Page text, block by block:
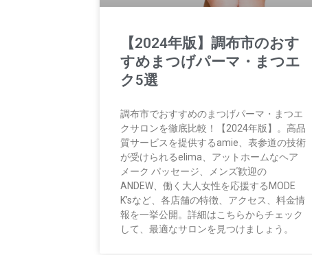
【2024年版】調布市のおす
すめまつげパーマ・まつエ
ク5選
調布市でおすすめのまつげパーマ・まつエ
クサロンを徹底比較！【2024年版】。高品
質サービスを提供するamie、表参道の技術
が受けられるelima、アットホームなヘア
メーク パッセージ、メンズ歓迎の
ANDEW、働く大人女性を応援するMODE
K’sなど、各店舗の特徴、アクセス、料金情
報を一挙公開。詳細はこちらからチェック
して、最適なサロンを見つけましょう。